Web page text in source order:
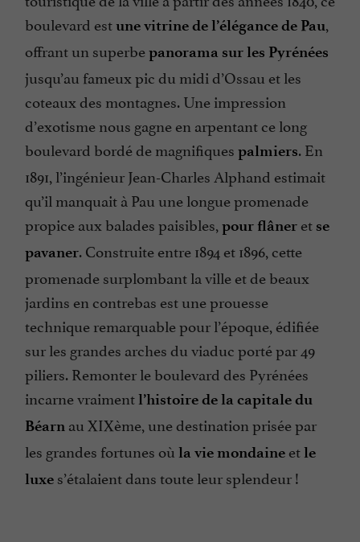
boulevard estune vitrine de l’élégance de Pau
offrant un superbepanorama sur les Pyrénées
jusqu’au fameux pic du midi d’Ossau et les
coteaux des montagnes. Une impression
d’exotisme nous gagne en arpentant ce long
boulevard bordé de magnifiques palmiers. En
1891, l’ingénieur Jean-Charles Alphand estimait
qu’il manquait à Pau une longue promenade
propice aux balades paisibles, pour flâner et se
pavaner. Construite entre 1894 et 1896, cette
promenade surplombant la ville et de beaux
jardins en contrebas est une prouesse
technique remarquable pour l’époque, édifiée
sur les grandes arches du viaduc porté par 49
piliers. Remonter le boulevard des Pyrénées
incarne vraimentl’histoire de la capitale du
Béarn au XIXème, une destination prisée par
les grandes fortunes où la vie mondaine etle
luxe s’étalaient dans toute leur splendeur !